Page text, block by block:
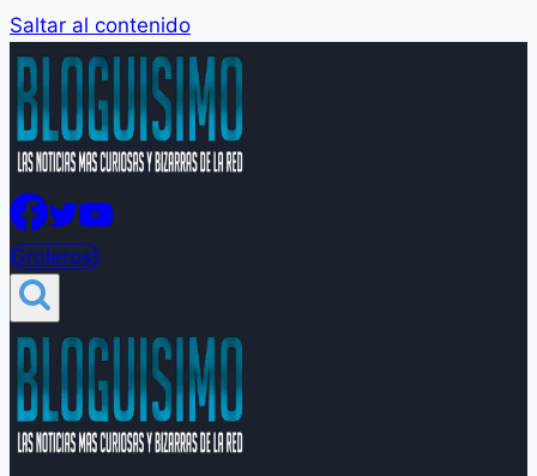
Saltar al contenido
Groleros!